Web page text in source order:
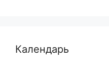
Календарь